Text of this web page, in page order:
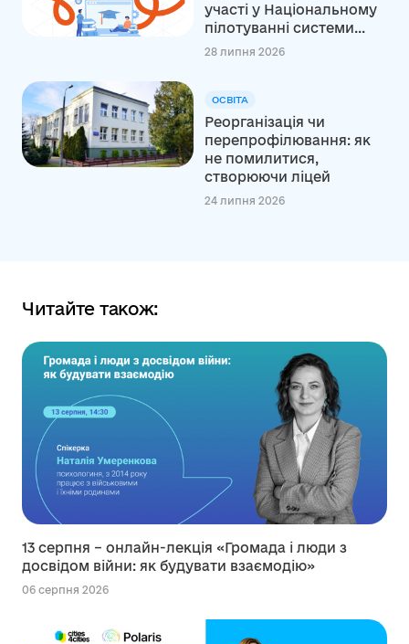
участі у Національному
пілотуванні системи...
28 липня 2026
ОСВІТА
Реорганізація чи
перепрофілювання: як
не помилитися,
створюючи ліцей
24 липня 2026
Читайте також:
13 серпня – онлайн-лекція «Громада і люди з
досвідом війни: як будувати взаємодію»
06 серпня 2026